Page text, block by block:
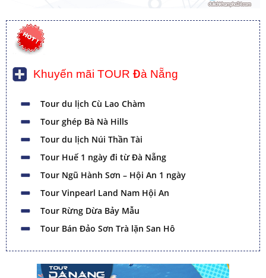
Khuyến mãi TOUR Đà Nẵng
Tour du lịch Cù Lao Chàm
Tour ghép Bà Nà Hills
Tour du lịch Núi Thần Tài
Tour Huế 1 ngày đi từ Đà Nẵng
Tour Ngũ Hành Sơn – Hội An 1 ngày
Tour Vinpearl Land Nam Hội An
Tour Rừng Dừa Bảy Mẫu
Tour Bán Đảo Sơn Trà lặn San Hô